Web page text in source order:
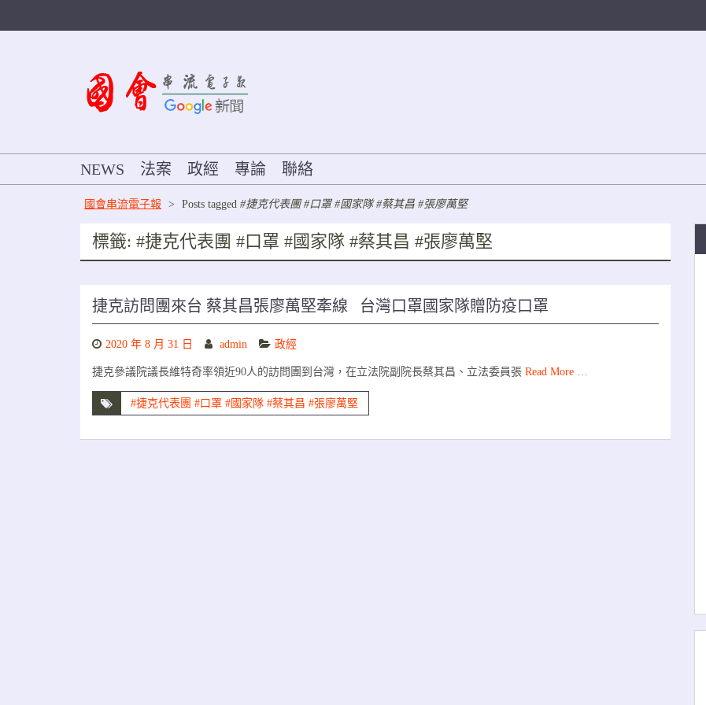
NEWS 法案 政經 專論 聯絡
國會串流電子報 > Posts tagged #捷克代表團 #口罩 #國家隊 #蔡其昌 #張廖萬堅
標籤: #捷克代表團 #口罩 #國家隊 #蔡其昌 #張廖萬堅
捷克訪問團來台 蔡其昌張廖萬堅牽線 台灣口罩國家隊贈防疫口罩
2020 年 8 月 31 日 admin 政經
捷克參議院議長維特奇率領近90人的訪問團到台灣，在立法院副院長蔡其昌、立法委員張 Read More …
#捷克代表團 #口罩 #國家隊 #蔡其昌 #張廖萬堅